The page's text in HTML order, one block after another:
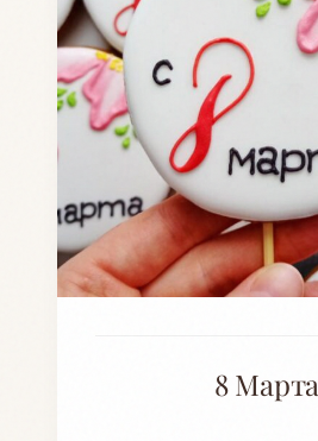
8 Марта